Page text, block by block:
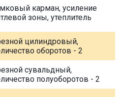
карман, усиление
зоны, утеплитель
цилиндровый,
оборотов - 2
сувальдный,
полуоборотов - 2